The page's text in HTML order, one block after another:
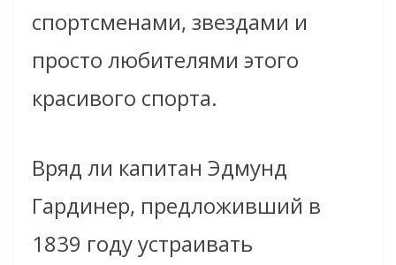
спортсменами, звездами и
просто любителями этого
красивого спорта.
Вряд ли капитан Эдмунд
Гардинер, предложивший в
1839 году устраивать